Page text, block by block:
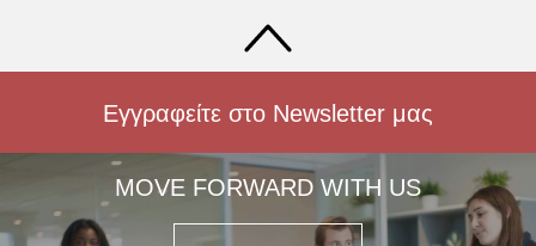
Εγγραφείτε στο Newsletter μας
MOVE FORWARD WITH US